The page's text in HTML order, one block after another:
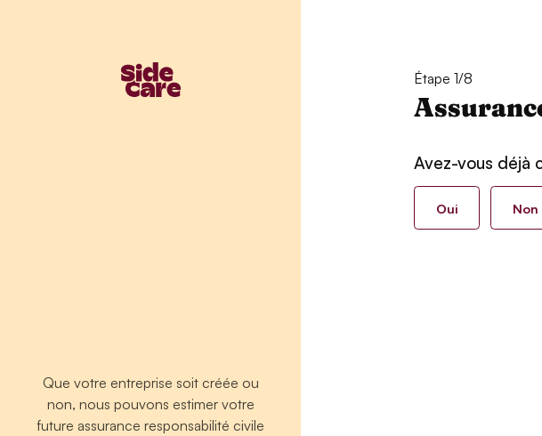
Que votre entreprise soit créée ou
non, nous pouvons estimer votre
future assurance responsabilité civile
Étape 1/8
Avez-vous déjà
Oui Non